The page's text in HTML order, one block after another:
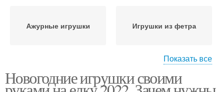
Ажурные игрушки Игрушки из фетра
Игрушки из лампочек Елочные игрушки
Показать все
Новогодние игрушки своими